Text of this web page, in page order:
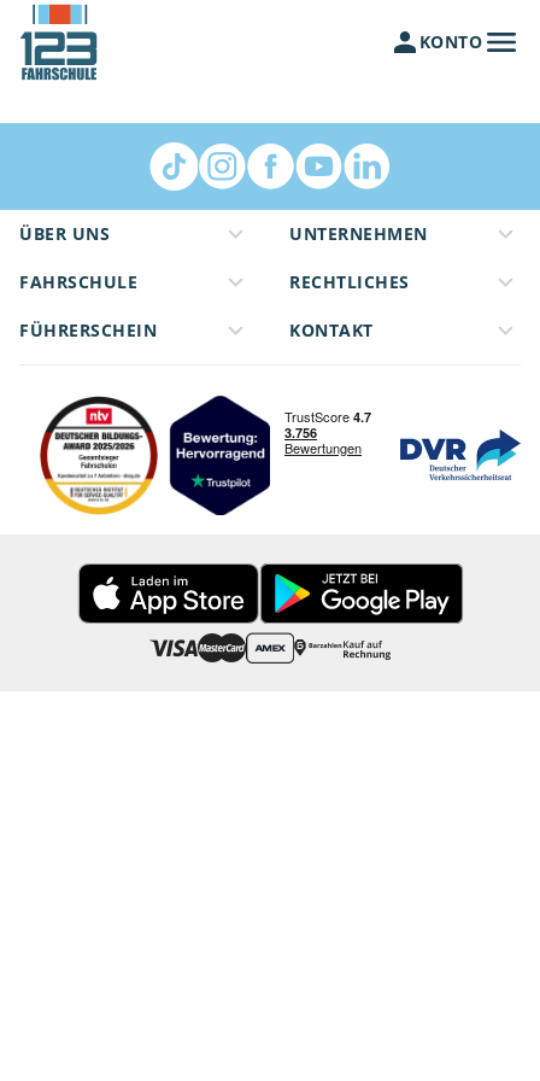
KONTO
ÜBER UNS
FAHRSCHULE
FÜHRERSCHEIN
UNTERNEHMEN
RECHTLICHES
KONTAKT